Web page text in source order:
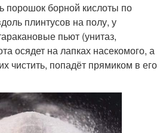
порошок борной кислоты по
плинтусов на полу, у
пьют (унитаз,
осядет на лапках насекомого, а
чистить, попадёт прямиком в его